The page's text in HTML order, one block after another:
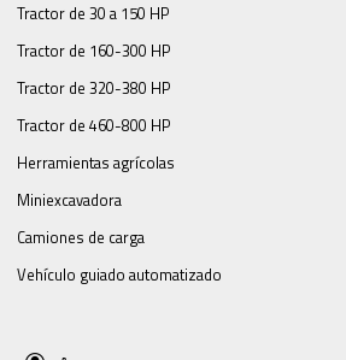
Tractor de 30 a 150 HP
Tractor de 160-300 HP
Tractor de 320-380 HP
Tractor de 460-800 HP
Herramientas agrícolas
Miniexcavadora
Camiones de carga
Vehículo guiado automatizado